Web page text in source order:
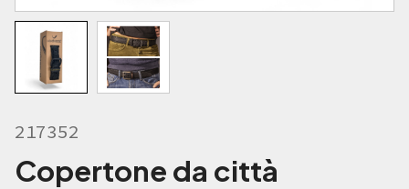
217352
Copertone da città